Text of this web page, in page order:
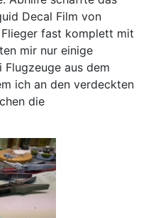
Decal Film von
fast komplett mit
mir nur einige
aus dem
ich an den verdeckten
die